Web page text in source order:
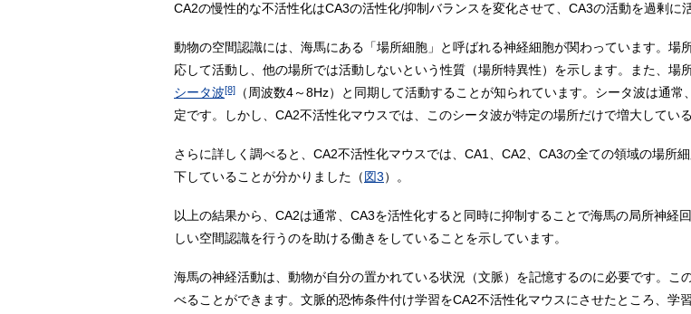
CA2の慢性的な不活性化はCA3の活性化/抑制バランスを変化させて、CA3の活動を過剰に
動物の空間認識には、海馬にある「場所細胞」と呼ばれる神経細胞が関わっています。
応して活動し、他の場所では活動しないという性質（場所特異性）を示します。また、場
シータ波[8]
（周波数4～8Hz）と同期して活動することが知られています。シータ波は通
定です。しかし、CA2不活性化マウスでは、このシータ波が特定の場所だけで増大してい
さらに詳しく調べると、CA2不活性化マウスでは、CA1、CA2、CA3の全ての領域の場所
下していることが分かりました（図3）。
以上の結果から、CA2は通常、CA3を活性化すると同時に抑制することで海馬の局所神経
しい空間認識を行うのを助ける働きをしていることを示しています。
海馬の神経活動は、動物が自分の置かれている状況（文脈）を記憶するのに必要です。こ
べることができます。文脈的恐怖条件付け学習をCA2不活性化マウスにさせたところ、